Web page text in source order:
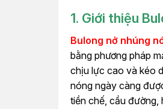
1. Giới thiệu
Bulong nở nhúng
bằng phương pháp
chịu lực cao và kéo
nóng ngày càng
tiền chế, cầu đường,